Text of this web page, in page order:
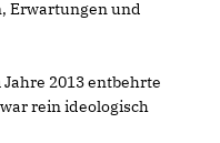
Erwartungen und
2013 entbehrte
rein ideologisch